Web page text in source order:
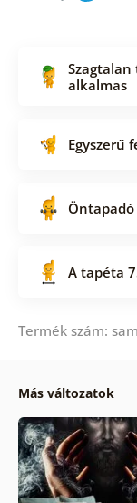
alkalmas
Egyszerű
Öntapadó
A tapéta
Termék szám:
Más változatok